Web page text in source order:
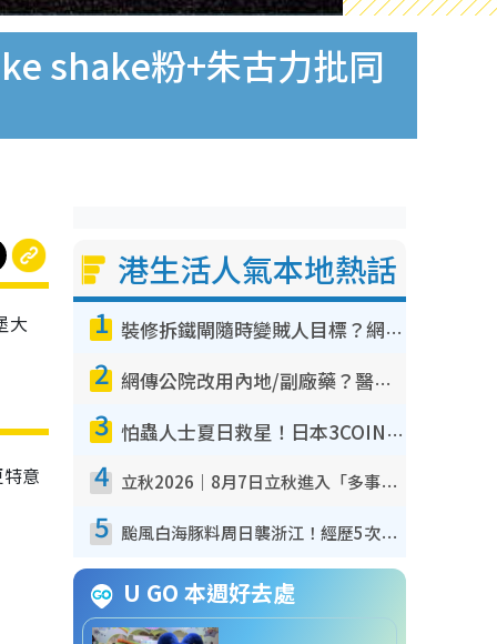
shake粉+朱古力批同
大
意
港生活人氣本地熱話
1 裝修拆鐵閘隨時變賊人目標？網民揭2大關鍵用途：裝新式等於白裝？附新舊鐵閘分別
2 網傳公院改用內地/副廠藥？醫生拆解正副廠分別 揭4類人換藥隨時出事
3 怕蟲人士夏日救星！日本3COINS爆紅驅蟲神器$45起 1招「全程免觸碰」輕鬆搞定小強
4 立秋2026｜8月7日立秋進入「多事之秋」 3件事唔做得！專家教6招開運 清枱頭／銀包納氣接好運
5 颱風白海豚料周日襲浙江！經歷5次「眼牆置換」極罕見 成登陸內地最長途颱風
U GO 本週好去處